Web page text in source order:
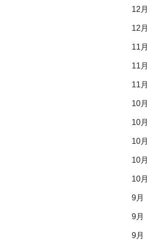
12月
12月
11月
11月
11月
10月
10月
10月
10月
10月
9月
9月
9月